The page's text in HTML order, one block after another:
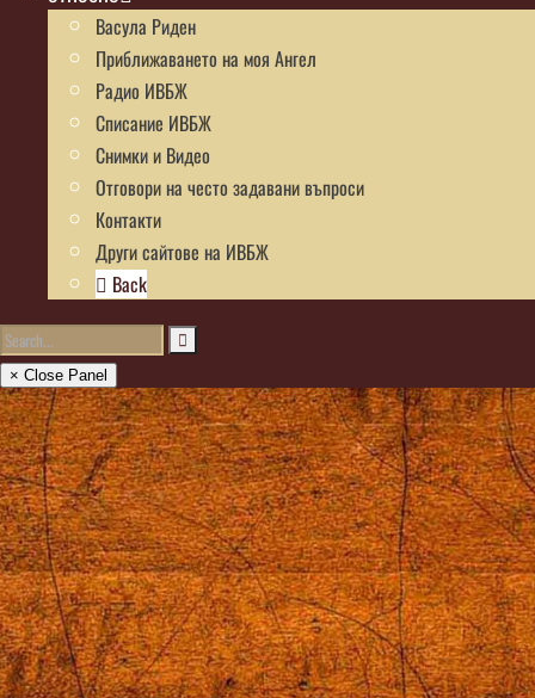
Васула Риден
Приближаването на моя Ангел
Радио ИВБЖ
Списание ИВБЖ
Снимки и Видео
Отговори на често задавани въпроси
Контакти
Други сайтове на ИВБЖ
Back
× Close Panel